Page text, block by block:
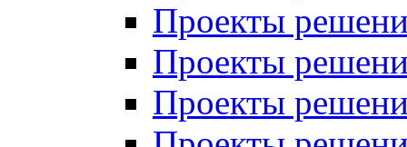
Проекты
Проекты
Проекты